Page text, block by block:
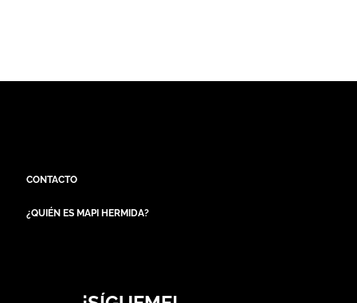
CONTACTO
¿QUIÉN ES MAPI HERMIDA?